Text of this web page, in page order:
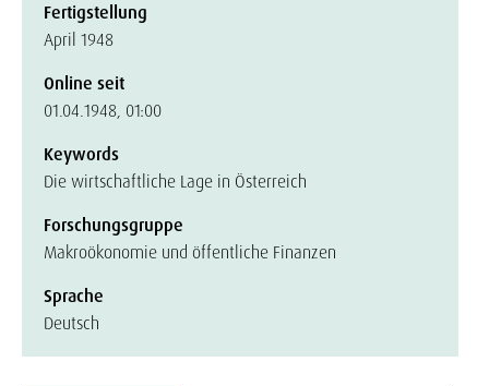
Fertigstellung
April 1948
Online seit
01.04.1948, 01:00
Keywords
Die wirtschaftliche Lage in Österreich
Forschungsgruppe
Makroökonomie und öffentliche Finanzen
Sprache
Deutsch